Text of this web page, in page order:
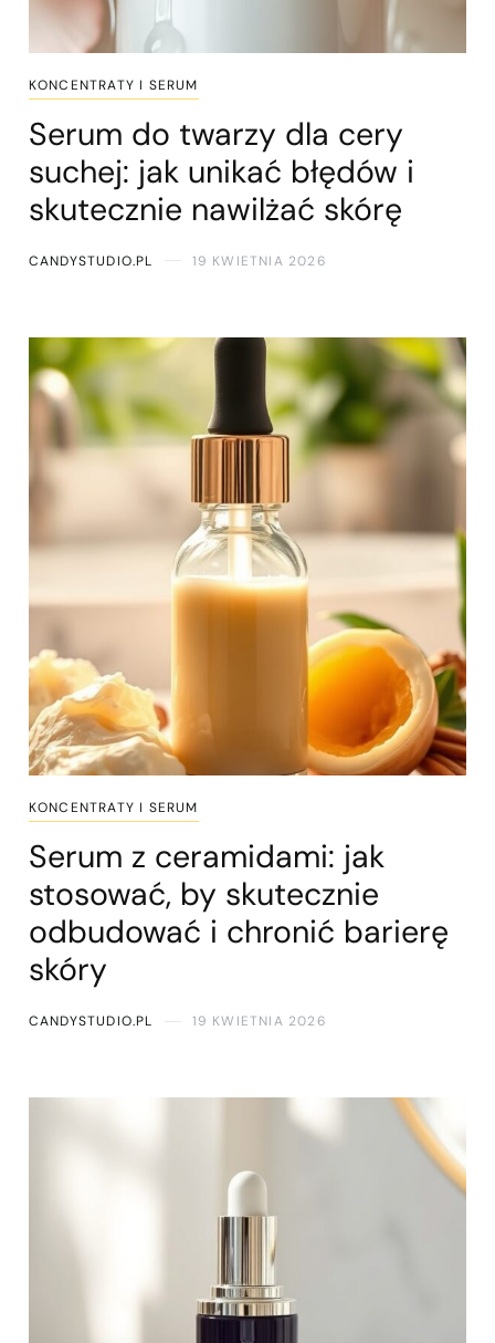
KONCENTRATY I SERUM
Serum do twarzy dla cery
suchej: jak unikać błędów i
skutecznie nawilżać skórę
CANDYSTUDIO.PL 19 KWIETNIA 2026
KONCENTRATY I SERUM
Serum z ceramidami: jak
stosować, by skutecznie
odbudować i chronić barierę
skóry
CANDYSTUDIO.PL 19 KWIETNIA 2026